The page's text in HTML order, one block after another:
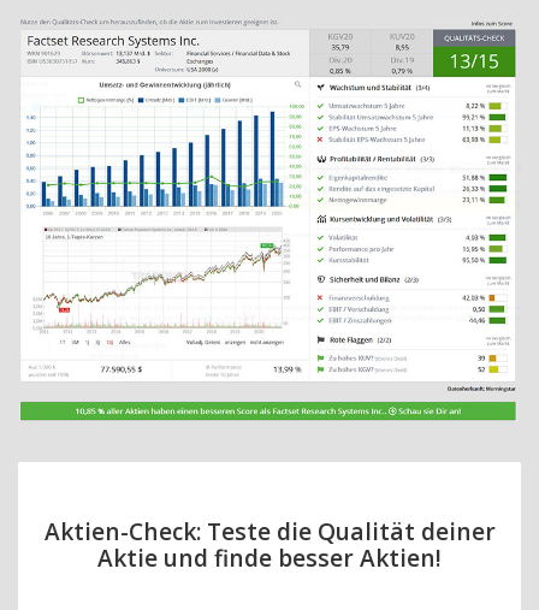
Aktien-Check: Teste die Qualität deiner
Aktie und finde besser Aktien!